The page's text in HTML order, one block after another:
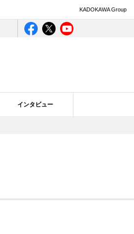
KADOKAWA Group
インタビュー